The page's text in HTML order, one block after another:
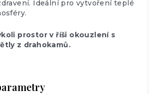
Ideální pro vytvoření teplé
prostor v říši okouzlení s
z drahokamů.